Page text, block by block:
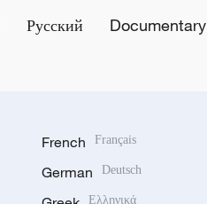
Русский Documentary
French Français
German Deutsch
Ελληνικά